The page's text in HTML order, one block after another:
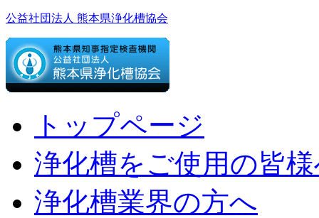
公益社団法人 熊本県浄化槽協会
トップページ
浄化槽をご使用の皆
浄化槽業界の方へ